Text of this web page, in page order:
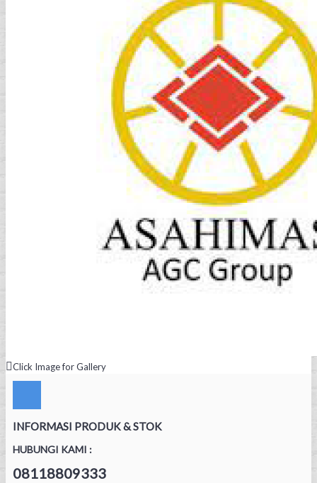
Click Image for Gallery
INFORMASI PRODUK & STOK
HUBUNGI KAMI :
08118809333